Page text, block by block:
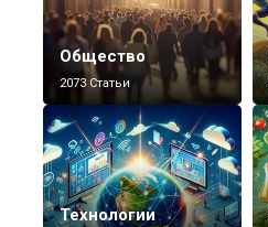
Общество
2073 Статьи
Технологии